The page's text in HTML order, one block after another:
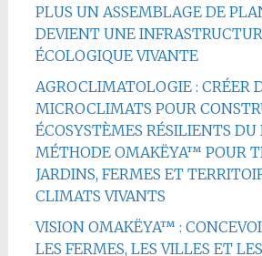
PLUS UN ASSEMBLAGE DE
DEVIENT UNE
ÉCOLOGIQUE VIVANTE
AGROCLIMATOLOGIE : CRÉER
MICROCLIMATS POUR
ÉCOSYSTÈMES RÉSILIENTS
MÉTHODE OMAKËYA™ POUR
JARDINS, FERMES ET
CLIMATS VIVANTS
VISION OMAKËYA™ :
LES FERMES, LES VILLES ET